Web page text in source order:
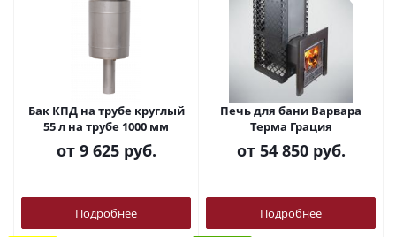
Бак КПД на трубе круглый
55 л на трубе 1000 мм
от 9 625 руб.
Подробнее
Печь для бани Варвара
Терма Грация
от 54 850 руб.
Подробнее